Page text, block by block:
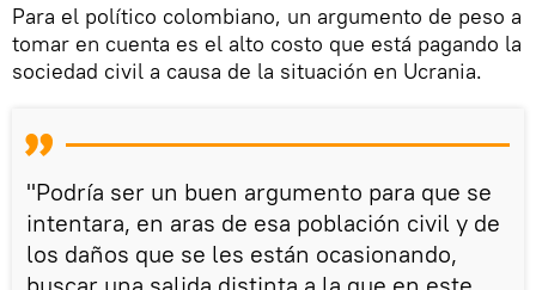
Para el político colombiano, un argumento de peso a
tomar en cuenta es el alto costo que está pagando la
sociedad civil a causa de la situación en Ucrania.
"Podría ser un buen argumento para que se
intentara, en aras de esa población civil y de
los daños que se les están ocasionando,